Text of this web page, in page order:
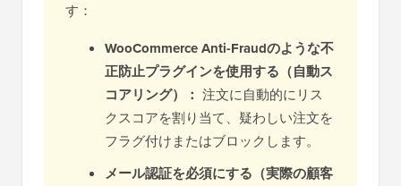
す：
WooCommerce Anti-Fraudのような不
正防止プラグインを使用する（自動ス
コアリング）： 注文に自動的にリス
クスコアを割り当て、疑わしい注文を
フラグ付けまたはブロックします。
メール認証を必須にする（実際の顧客